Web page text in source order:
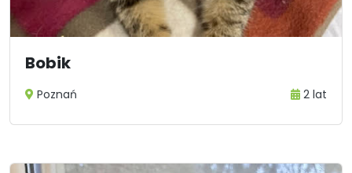
Bobik
Poznań 2 lat